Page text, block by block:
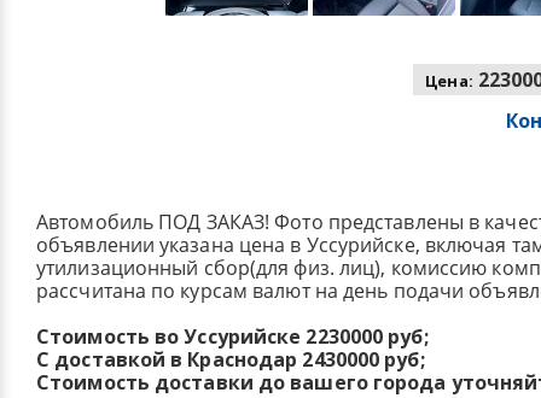
Цена:
Автомобиль ПОД ЗАКАЗ! Фото представлены в
объявлении указана цена в Уссурийске, включая
утилизационный сбор(для физ. лиц), комиссию
рассчитана по курсам валют на день подачи
Стоимость во Уссурийске 2230000 руб;
С доставкой в Краснодар 2430000 руб;
Стоимость доставки до вашего города